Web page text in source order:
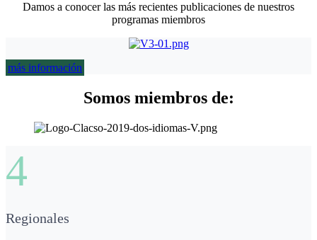
Damos a conocer las más recientes publicaciones de nuestros
programas miembros
más información
Somos miembros de:
4
Regionales